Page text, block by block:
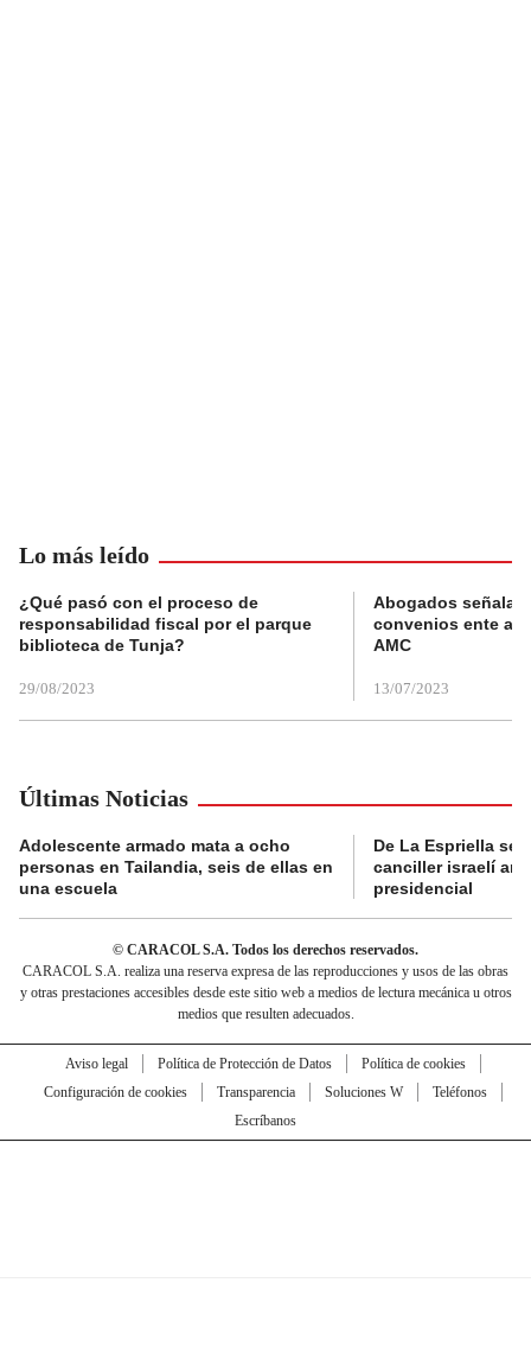
Lo más leído
¿Qué pasó con el proceso de
responsabilidad fiscal por el parque
biblioteca de Tunja?
29/08/2023
Abogados
convenios ente
AMC
13/07/2023
Últimas Noticias
Adolescente armado mata a ocho
personas en Tailandia, seis de ellas en
una escuela
De La Espriella se
canciller israelí
presidencial
© CARACOL S.A. Todos los derechos reservados.
CARACOL S.A. realiza una reserva expresa de las reproducciones y usos de las obras
y otras prestaciones accesibles desde este sitio web a medios de lectura mecánica u otros
medios que resulten adecuados.
Aviso legal Política de Protección de Datos
Política de cookies
Configuración de cookies
Transparencia Soluciones W
Teléfonos
Escríbanos